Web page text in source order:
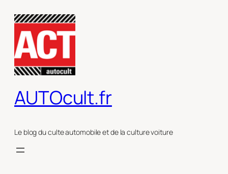
contenu
AUTOcult.fr
Le blog du culte automobile et de la culture voiture